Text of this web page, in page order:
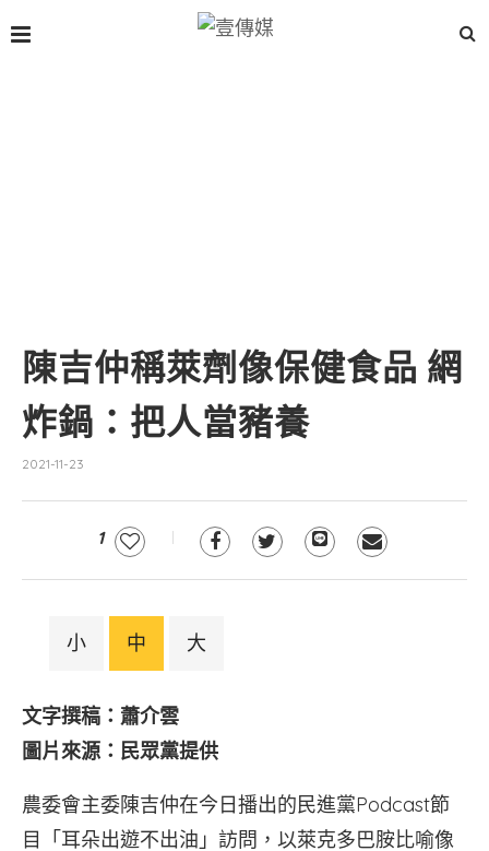
陳吉仲稱萊劑像保健食品 網
炸鍋：把人當豬養
2021-11-23
1
小 中 大
文字撰稿：蕭介雲
圖片來源：民眾黨提供
農委會主委陳吉仲在今日播出的民進黨Podcast節
目「耳朵出遊不出油」訪問，以萊克多巴胺比喻像